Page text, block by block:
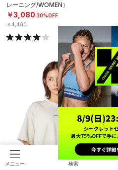
メニュー 検索
レーニング/WOMEN）
￥3,080 30%OFF
￥4,400